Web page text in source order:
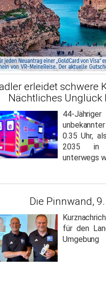
erleidet schwere
Nächtliches Unglück
44-
0.35 Uhr,
2035 in
unterwegs
Die Pinnwand,
für den
Umgebung